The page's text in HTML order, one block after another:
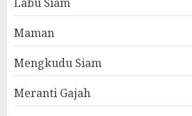
Maman
Mengkudu Siam
Meranti Gajah